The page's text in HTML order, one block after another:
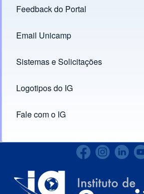
Footer menu
Feedback do Portal
Links
Email Unicamp
(opens in new tab)
Sistemas e Solicitações
(opens in new tab)
Logotipos do IG
(opens in new tab)
Fale com o IG